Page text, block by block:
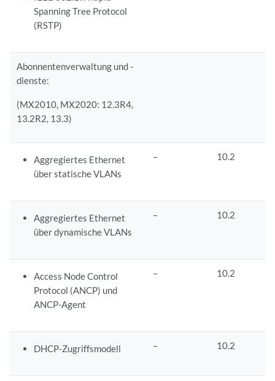
Spanning Tree Protocol
(RSTP)
Abonnentenverwaltung und -
dienste:
(MX2010, MX2020: 12.3R4,
13.2R2, 13.3)
Aggregiertes Ethernet
über statische VLANs
– 10.2
Aggregiertes Ethernet
über dynamische VLANs
– 10.2
Access Node Control
Protocol (ANCP) und
ANCP-Agent
– 10.2
DHCP-Zugriffsmodell – 10.2